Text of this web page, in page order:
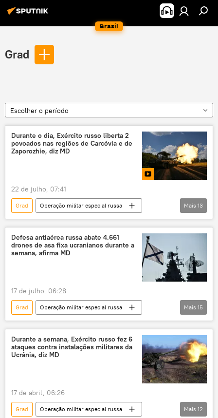
Brasil
Grad
Escolher o período
Durante o dia, Exército russo liberta 2
povoados nas regiões de Carcóvia e de
Zaporozhie, diz MD
22 de julho, 07:41
Grad
Operação militar especial russa
Rússia
Federação da Rússia
Ministério da Defesa (Rússia)
Forças Armadas da Rússia
Zaporozhie
Forças Armadas
Ministério da Defesa
Mais 13
Defesa antiaérea russa abate 4.661
drones de asa fixa ucranianos durante a
semana, afirma MD
17 de julho, 06:28
Grad
Operação militar especial russa
Rússia
Federação da Rússia
Ministério da Defesa (Rússia)
Forças Armadas da Rússia
antiartilharia
Ministério da Defesa
Mais 15
Durante a semana, Exército russo fez 6
ataques contra instalações militares da
Ucrânia, diz MD
17 de abril, 06:26
Grad
Operação militar especial russa
Mais 12